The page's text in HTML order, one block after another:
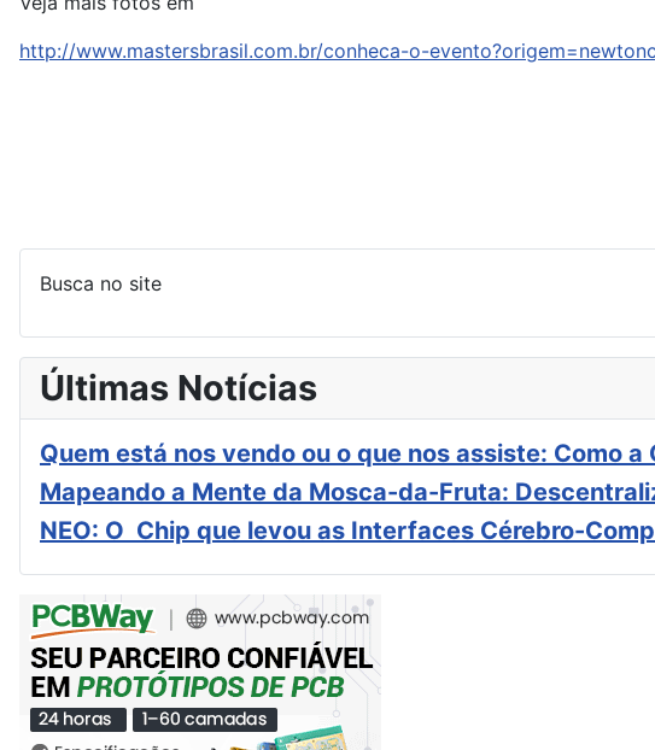
http://www.mastersbrasil.com.br/conheca-o-
Busca no site
Últimas Notícias
Quem está nos vendo ou o que nos assiste: Como
Mapeando a Mente da Mosca-da-Fruta:
NEO: O Chip que levou as Interfaces Cérebro-